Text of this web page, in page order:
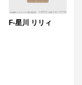
F-星川 リリィ